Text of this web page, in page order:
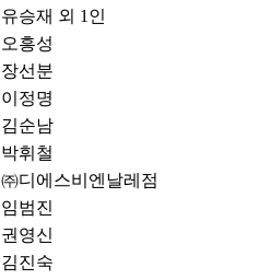
유승재 외 1인
오흥성
장선분
이정명
김순남
박휘철
㈜디에스비엔날레점
임범진
권영신
김진숙